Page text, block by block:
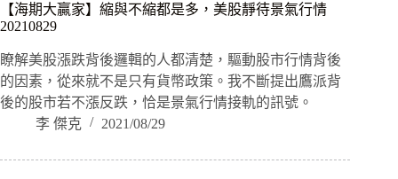
【海期大贏家】縮與不縮都是多，美股靜待景氣行情
20210829
瞭解美股漲跌背後邏輯的人都清楚，驅動股市行情背後
的因素，從來就不是只有貨幣政策。我不斷提出鷹派背
後的股市若不漲反跌，恰是景氣行情接軌的訊號。
李 傑克
2021/08/29